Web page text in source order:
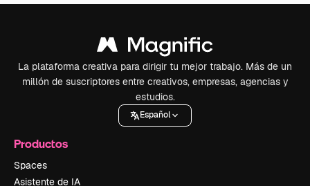
La plataforma creativa para dirigir tu mejor trabajo. Más de un
millón de suscriptores entre creativos, empresas, agencias y
estudios.
Español
Productos
Spaces
Asistente de IA